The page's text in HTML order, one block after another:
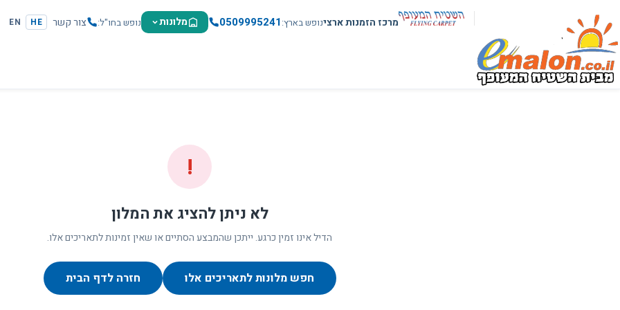
מרכז הזמנות ארצינופש בארץ 0509995241 מלונות נופש בחו"ל צור קשר HE
EN
!
לא ניתן להציג את המלון
הדיל אינו זמין כרגע. ייתכן שהמבצע הסתיים או שאין זמינות לתאריכים אלו.
חפש מלונות לתאריכים אלו חזרה לדף הבית